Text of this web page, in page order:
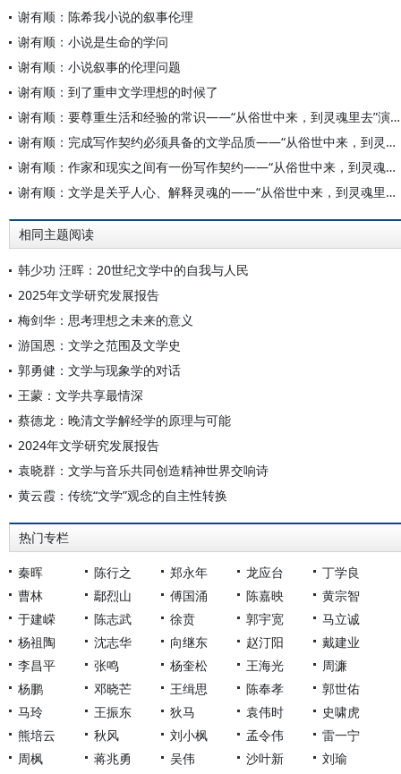
谢有顺：陈希我小说的叙事伦理
谢有顺：小说是生命的学问
谢有顺：小说叙事的伦理问题
谢有顺：到了重申文学理想的时候了
谢有顺：要尊重生活和经验的常识——“从俗世中来，到灵魂里去”演讲（四）
谢有顺：完成写作契约必须具备的文学品质——“从俗世中来，到灵魂里去”演讲（三）
谢有顺：作家和现实之间有一份写作契约——“从俗世中来，到灵魂里去”演讲（二）
谢有顺：文学是关乎人心、解释灵魂的——“从俗世中来，到灵魂里去”演讲（一）
相同主题阅读
韩少功 汪晖：20世纪文学中的自我与人民
2025年文学研究发展报告
梅剑华：思考理想之未来的意义
游国恩：文学之范围及文学史
郭勇健：文学与现象学的对话
王蒙：文学共享最情深
蔡德龙：晚清文学解经学的原理与可能
2024年文学研究发展报告
袁晓群：文学与音乐共同创造精神世界交响诗
黄云霞：传统“文学”观念的自主性转换
热门专栏
秦晖 陈行之 郑永年 龙应台
丁学良
曹林
鄢烈山 傅国涌 陈嘉映
黄宗智
于建嵘
陈志武 徐贲 郭宇宽
马立诚
杨祖陶
沈志华 向继东 赵汀阳
戴建业
李昌平
张鸣 杨奎松 王海光
周濂
杨鹏
邓晓芒 王缉思 陈奉孝
郭世佑
马玲
王振东 狄马 袁伟时
史啸虎
熊培云
秋风 刘小枫 孟令伟
雷一宁
周枫
蒋兆勇 吴伟 沙叶新
刘瑜